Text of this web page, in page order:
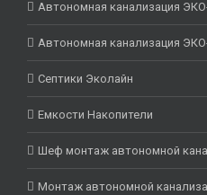
Автономная канализация
Автономная канализация
Септики Эколайн
Емкости Накопители
Шеф монтаж автономной
Монтаж автономной